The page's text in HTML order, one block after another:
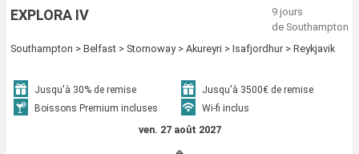
EXPLORA IV
9 jours
de Southampton
Southampton > Belfast > Stornoway > Akureyri > Isafjordhur > Reykjavik
Jusqu'à 30% de remise
Jusqu'à 3500€ de remise
Boissons Premium incluses
Wi-fi inclus
ven. 27 août 2027